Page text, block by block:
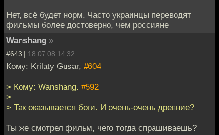
Нет, всё будет норм. Часто украинцы переводят
фильмы более достоверно, чем россияне
Wanshang »
#643 | 18.07.08 14:32
Кому: Krilaty Gusar, #604
> Кому: Wanshang, #592
>
> Так оказывается боги. И очень-очень древние?
Ты же смотрел фильм, чего тогда спрашиваешь?